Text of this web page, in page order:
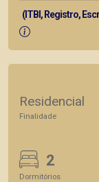
(ITBI, Registro,
Residencial
Finalidade
2
Dormitórios